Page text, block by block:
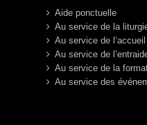
Aide ponctuelle
Au service de la
Au service de
Au service de
Au service de la
Au service des